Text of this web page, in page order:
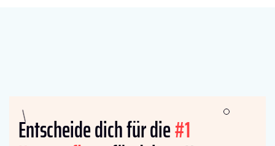
Entscheide dich für die#1